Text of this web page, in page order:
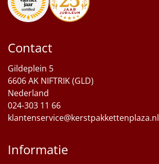
Contact
Gildeplein 5
6606 AK NIFTRIK (GLD)
Nederland
024-303 11 66
klantenservice@kerstpakkettenplaza.nl
Informatie